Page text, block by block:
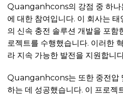
Quanganhcons의 강점 중 하나
에 대한 참여입니다. 이 회사는
의 신속 충전 솔루션 개발을 포함
로젝트를 수행했습니다. 이러한
라 지속 가능한 발전을 지원합니
Quanganhcons는 또한 중전압
하는 데 성공했습니다. 이 프로젝